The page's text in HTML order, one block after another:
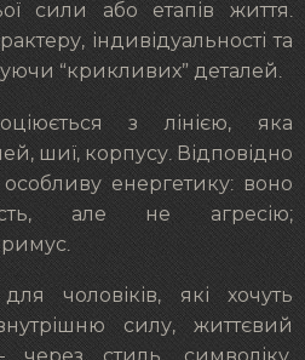
сили або етапів життя.
індивідуальності та
“крикливих” деталей.
з лінією, яка
шиї, корпусу. Відповідно
енергетику: воно
але не агресію;
чоловіків, які хочуть
силу, життєвий